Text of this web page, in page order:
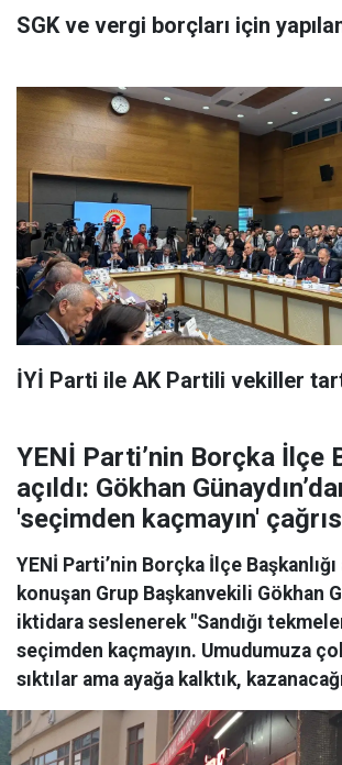
SGK ve vergi borçları için
İYİ Parti ile AK Partili vekiller
YENİ Parti’nin Borçka İlçe
açıldı: Gökhan
'seçimden kaçmayın'
YENİ Parti’nin Borçka İlçe Başkanlığı
konuşan Grup Başkanvekili Gökhan
iktidara seslenerek "Sandığı
seçimden kaçmayın. Umudumuza
sıktılar ama ayağa kalktık,